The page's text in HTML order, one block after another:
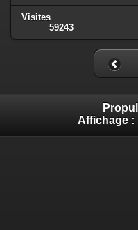
Visites
59243
Affichage :